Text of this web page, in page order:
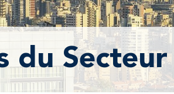
du Secteur